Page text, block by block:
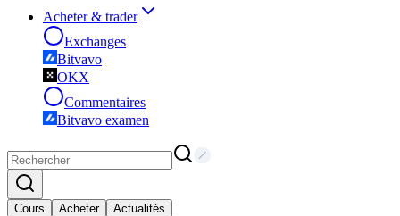
Acheter & trader
Exchanges
Bitvavo
OKX
Commentaires
Bitvavo examen
Cours Acheter Actualités